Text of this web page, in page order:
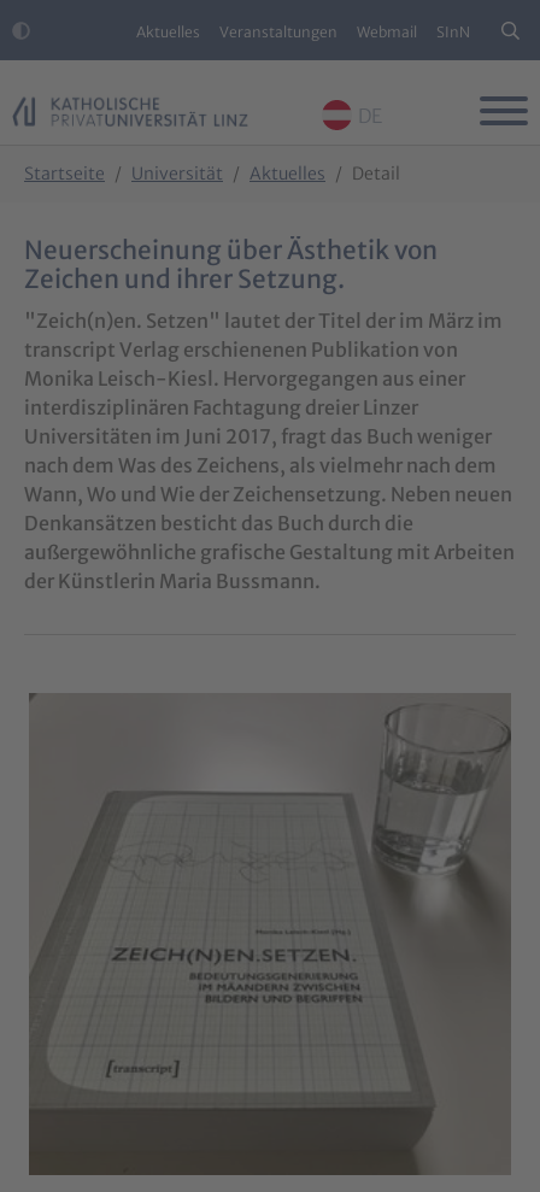
Aktuelles Veranstaltungen Webmail SInN
DE
Startseite Universität Aktuelles Detail
Neuerscheinung über Ästhetik von
Zeichen und ihrer Setzung.
"Zeich(n)en. Setzen" lautet der Titel der im März im
transcript Verlag erschienenen Publikation von
Monika Leisch-Kiesl. Hervorgegangen aus einer
interdisziplinären Fachtagung dreier Linzer
Universitäten im Juni 2017, fragt das Buch weniger
nach dem Was des Zeichens, als vielmehr nach dem
Wann, Wo und Wie der Zeichensetzung. Neben neuen
Denkansätzen besticht das Buch durch die
außergewöhnliche grafische Gestaltung mit Arbeiten
der Künstlerin Maria Bussmann.
Show larger version